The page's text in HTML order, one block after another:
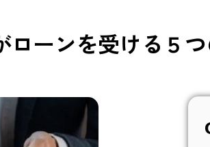
ーンを受ける５